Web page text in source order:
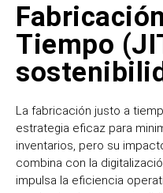
Tiempo
La fabricación justo a
estrategia eficaz para
inventarios, pero su
combina con la
impulsa la eficiencia